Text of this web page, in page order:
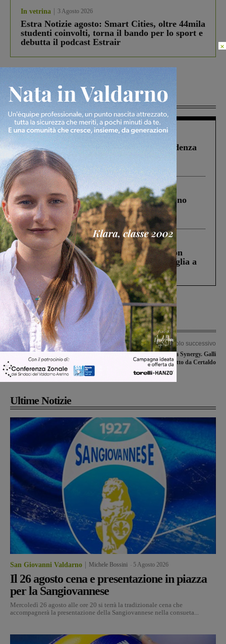
In vetrina 3 Agosto 2026
Estra Notizie agosto: Smart Cities, oltre 44mila
studenti coinvolti, torna il bando per lo sport e
debutta il podcast Estrair
Più lette
Figline Incisa Valdarno 1 Agosto 2026
Piscina di Figline finanziata oltre la scadenza
Pnrr, il gruppo di Fratelli d’Italia: “Un
ringraziamento al Governo”
Cronaca 4 Agosto 2026
Un anno fa la strage in A1 in cui morirono
Gianni, Giulia e Franco. Lo schianto, il
processo, lo stop ai sorpassi fra tir....
Cronaca 3 Agosto 2026
Scomparso da una struttura di Castiglion
Fiorentino l’uomo che aveva ucciso la figlia a
Levane nel 2020
Articolo precedente
Sangiustinese, sconfitte anche Resco
Reggello e Castelnuovese
Articolo successivo
Tutto facile per la Synergy. Galli
Terranuova sconfitto da Certaldo
Ultime Notizie
San Giovanni Valdarno Michele Bossini 5 Agosto 2026
Il 26 agosto cena e presentazione in piazza
per la Sangiovannese
Mercoledì 26 agosto alle ore 20 si terrà la tradizionale cena che
accompagnerà la presentazione della Sangiovannese nella consueta...
×